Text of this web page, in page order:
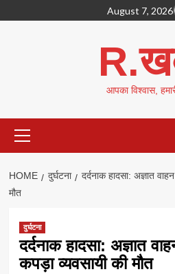
to
August 7, 2026
आपका विश्वास,
Menu
HOME दुर्घटना
दर्दनाक हादसा: अज्ञात
मौत
दुर्घटना
दर्दनाक हादसा: अज्ञात
कपड़ा व्यवसायी की मौत